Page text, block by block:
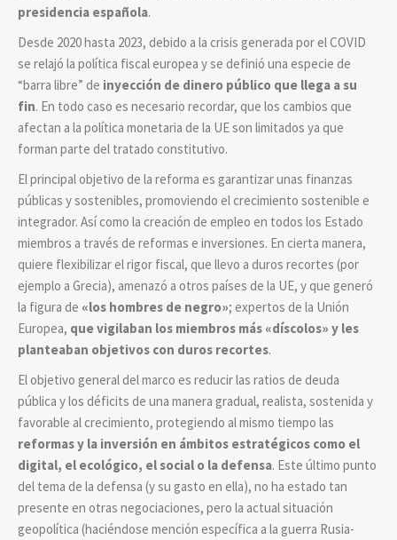
presidencia española.
Desde 2020 hasta 2023, debido a la crisis generada por el COVID
se relajó la política fiscal europea y se definió una especie de
“barra libre” de inyección de dinero público que llega a su
fin. En todo caso es necesario recordar, que los cambios que
afectan a la política monetaria de la UE son limitados ya que
forman parte del tratado constitutivo.
El principal objetivo de la reforma es garantizar unas finanzas
públicas y sostenibles, promoviendo el crecimiento sostenible e
integrador. Así como la creación de empleo en todos los Estado
miembros a través de reformas e inversiones. En cierta manera,
quiere flexibilizar el rigor fiscal, que llevo a duros recortes (por
ejemplo a Grecia), amenazó a otros países de la UE, y que generó
la figura de «los hombres de negro»; expertos de la Unión
Europea, que vigilaban los miembros más «díscolos» y les
planteaban objetivos con duros recortes.
El objetivo general del marco es reducir las ratios de deuda
pública y los déficits de una manera gradual, realista, sostenida y
favorable al crecimiento, protegiendo al mismo tiempo las
reformas y la inversión en ámbitos estratégicos como el
digital, el ecológico, el social o la defensa. Este último punto
del tema de la defensa (y su gasto en ella), no ha estado tan
presente en otras negociaciones, pero la actual situación
geopolítica (haciéndose mención específica a la guerra Rusia-